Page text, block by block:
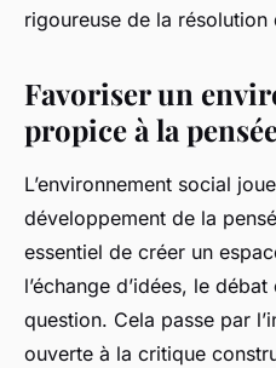
rigoureuse de la résolution
Favoriser un
propice à la
L’environnement social
développement de la
essentiel de créer un
l’échange d’idées, le
question. Cela passe par
ouverte à la critique